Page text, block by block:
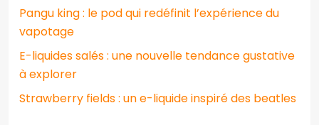
Pangu king : le pod qui redéfinit l’expérience du
vapotage
E-liquides salés : une nouvelle tendance gustative
à explorer
Strawberry fields : un e-liquide inspiré des beatles